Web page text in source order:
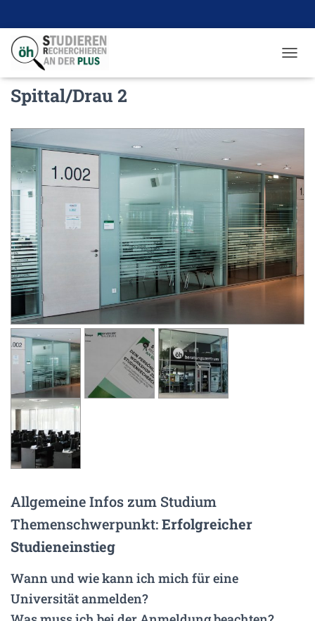
A
A
O
M
S
C
H
L
Spittal/Drau 2
Allgemeine Infos zum Studium
Themenschwerpunkt:Erfolgreicher
Studieneinstieg
Wann und wie kann ich mich für eine
Universität anmelden?